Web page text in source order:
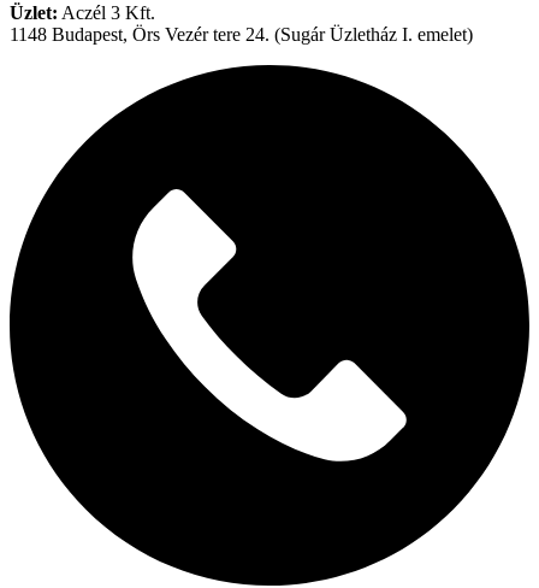
négyzet
fülbevaló
Üzlet: Aczél 3 Kft.
1148 Budapest, Örs Vezér tere 24. (Sugár Üzletház I. emelet)